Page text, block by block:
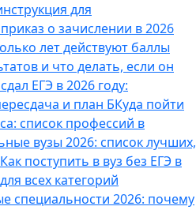
для
о зачислении в 2026
лет действуют баллы
и что делать, если он
ЕГЭ в 2026 году:
и план БКуда пойти
список профессий в
вузы 2026: список лучших,
Как поступить в вуз без ЕГЭ в
всех категорий
специальности 2026: почему